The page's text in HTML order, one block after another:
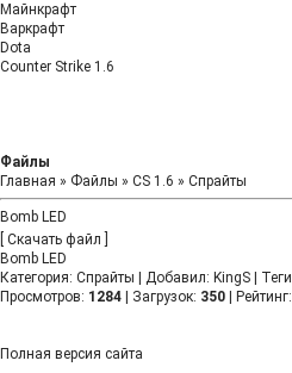
Майнкрафт
Варкрафт
Dota
Counter Strike 1.6
Файлы
Главная » Файлы » CS 1.6 » Спрайты
Bomb LED
Скачать файл
Bomb LED
Категория: Спрайты Добавил: KingS Теги
Просмотров: 1284 Загрузок: 350 Рейтинг:
Полная версия сайта